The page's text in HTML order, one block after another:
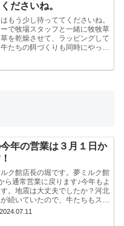
ださいね。
もう少し待っててくださいね。
で牧場スタッフと一緒に牧牧草
を乾燥させて、ラッピングして
たちの餌づくりも同時にやって
て切れていないんです。今はま
年の営業は３月１日か
ク館店長の堀です。夢ミルク館
ら通常営業に戻ります♪今年もよ
。地震は大丈夫でしたか？河北
続いていたので、牛たちもスタ
能登半島地震で河北潟干拓地も
2024.07.11